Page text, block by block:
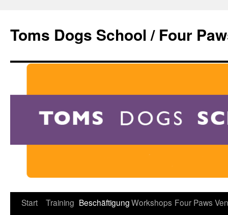
springen
Toms Dogs School / Four
Start Training BeschäftigungWorkshops Four Paws